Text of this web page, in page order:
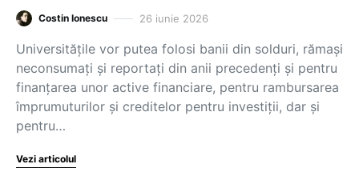
Costin Ionescu 26 iunie 2026
Universitățile vor putea folosi banii din solduri, rămași
neconsumați și reportați din anii precedenți și pentru
finanțarea unor active financiare, pentru rambursarea
împrumuturilor și creditelor pentru investiții, dar și
pentru…
Vezi articolul